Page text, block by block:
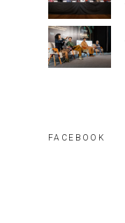
FACEBOOK